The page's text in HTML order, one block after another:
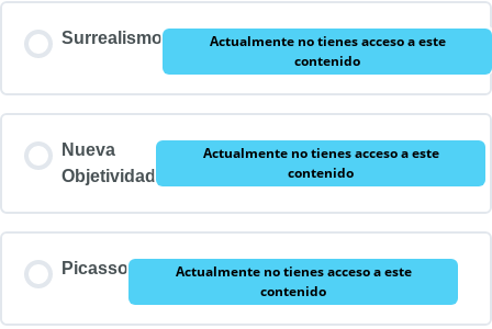
Surrealismo
Actualmente no tienes acceso a este
contenido
Nueva
Objetividad
Actualmente no tienes acceso a este
contenido
Picasso
Actualmente no tienes acceso a este
contenido